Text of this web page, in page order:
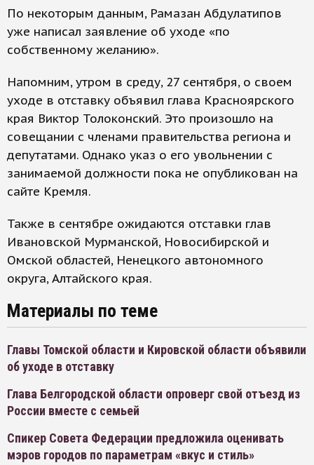
По некоторым данным, Рамазан Абдулатипов
уже написал заявление об уходе «по
собственному желанию».
Напомним, утром в среду, 27 сентября, о своем
уходе в отставку объявил глава Красноярского
края Виктор Толоконский. Это произошло на
совещании с членами правительства региона и
депутатами. Однако указ о его увольнении с
занимаемой должности пока не опубликован на
сайте Кремля.
Также в сентябре ожидаются отставки глав
Ивановской Мурманской, Новосибирской и
Омской областей, Ненецкого автономного
округа, Алтайского края.
Материалы по теме
Главы Томской области и Кировской области объявили
об уходе в отставку
Глава Белгородской области опроверг свой отъезд из
России вместе с семьей
Спикер Совета Федерации предложила оценивать
мэров городов по параметрам «вкус и стиль»